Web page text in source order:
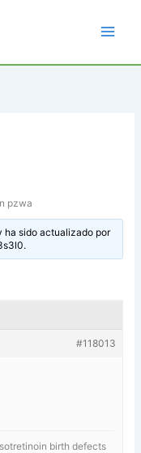
pzwa
ha sido actualizado por
.
#118013
isotretinoin birth defects